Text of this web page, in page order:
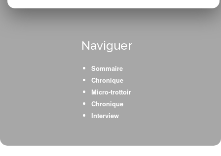
Naviguer
Sommaire
Chronique
Micro-trottoir
Chronique
Interview